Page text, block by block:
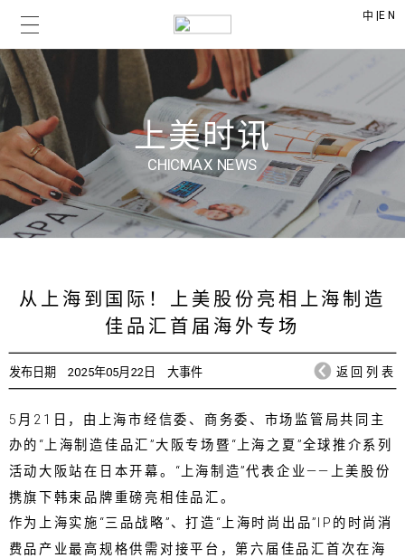
中 |EN
上美时讯
CHICMAX NEWS
从上海到国际！上美股份亮相上海制造
佳品汇首届海外专场
发布日期 2025年05月22日 大事件 返回列表
5月21日，由上海市经信委、商务委、市场监管局共同主
办的“上海制造佳品汇”大阪专场暨“上海之夏”全球推介系列
活动大阪站在日本开幕。“上海制造”代表企业——上美股份
携旗下韩束品牌重磅亮相佳品汇。
作为上海实施“三品战略”、打造“上海时尚出品”IP的时尚消
费品产业最高规格供需对接平台，第六届佳品汇首次在海